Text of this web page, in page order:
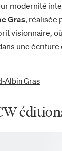
modernité
Gras, réalisée
visionnaire,
une écriture
Albin Gras